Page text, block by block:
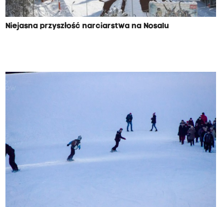
Niejasna przyszłość narciarstwa na Nosalu